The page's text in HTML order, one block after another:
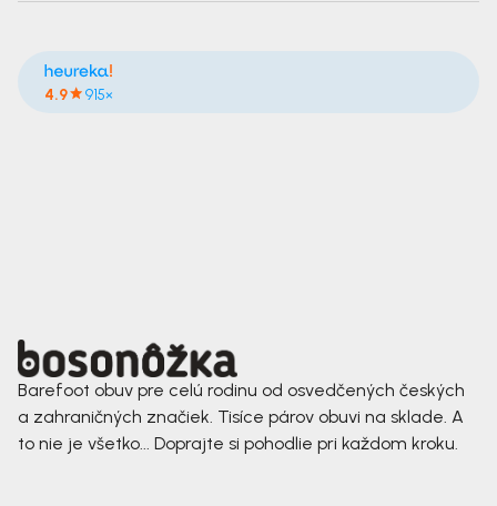
4.9 915×
Barefoot obuv pre celú rodinu od osvedčených českých
a zahraničných značiek. Tisíce párov obuvi na sklade. A
to nie je všetko... Doprajte si pohodlie pri každom kroku.